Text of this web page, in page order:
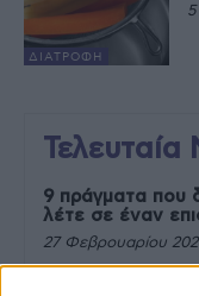
ΔΙΑΤΡΟΦΉ
Τελευταία
9 πράγματα που
λέτε σε έναν
27 Φεβρουαρίου